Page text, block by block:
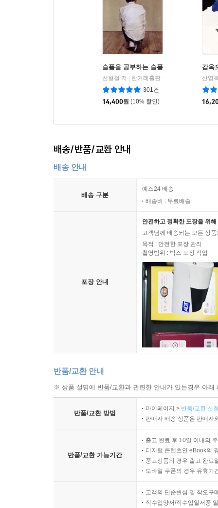
슬픔을 공부하는 슬픔
신형철 저
한겨레출판
301건
14,400원 (10% 할인)
감옥
신영
배송/반품/교환 안내
배송 안내
배송 구분
예스24 배송
배송비 : 무료배송
포장 안내
안전하고 정확한 포장을 위
고객님께 배송되는 모든 상
목적 : 안전한 포장 관리
촬영범위 : 박스 포장 작업
반품/교환 안내
※ 상품 설명에 반품/교환과 관련한 안내가 있는경우 아
반품/교환 방법
마이페이지 > 반품/교환 신
판매자 배송 상품은 판매자
반품/교환 가능기간
출고 완료 후 10일 이내의
디지털 콘텐츠인 eBook의
중고상품의 경우 출고 완료
모바일 쿠폰의 경우 유효기
고객의 단순변심 및 착오구
직수입양서/직수입일서중